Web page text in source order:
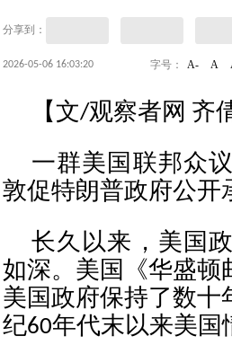
分享到：
2026-05-06 16:03:20 字号： A- A
【文/观察者网 齐
一群美国联邦众
敦促特朗普政府公开
长久以来，美国
如深。美国《华盛顿
美国政府保持了数十
纪60年代末以来美